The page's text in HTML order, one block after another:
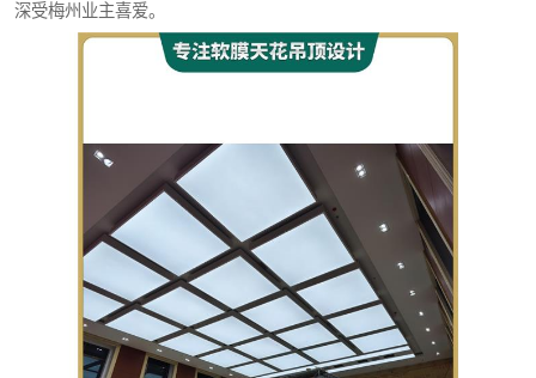
深受梅州业主喜爱。